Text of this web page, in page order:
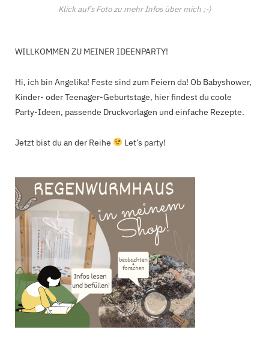
Klick auf's Foto zu mehr Infos über mich ;-)
WILLKOMMEN ZU MEINER IDEENPARTY!
Hi, ich bin Angelika! Feste sind zum Feiern da! Ob Babyshower,
Kinder- oder Teenager-Geburtstage, hier findest du coole
Party-Ideen, passende Druckvorlagen und einfache Rezepte.
Jetzt bist du an der Reihe Let’s party!